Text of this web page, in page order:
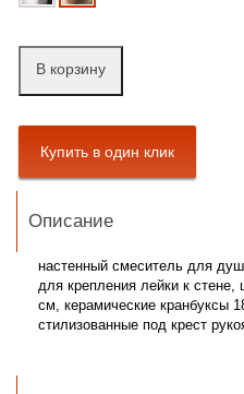
В корзину
Описание
настенный смеситель для
для крепления лейки к стене,
см, керамические кранбуксы
стилизованные под крест